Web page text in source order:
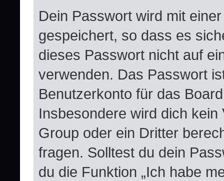
Dein Passwort wird mit
gespeichert, so dass es
dieses Passwort nicht auf
verwenden. Das Passwort
Benutzerkonto für das
Insbesondere wird dich
Group oder ein Dritter
fragen. Solltest du dein
du die Funktion „Ich habe